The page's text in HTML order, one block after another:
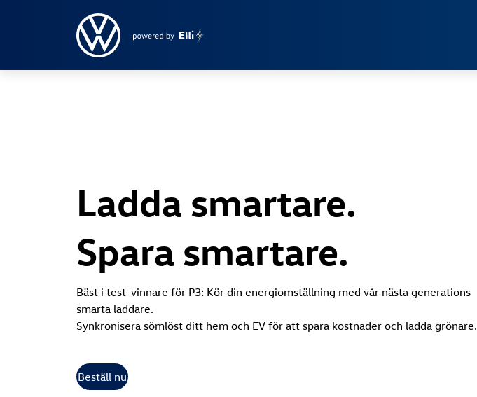
Ladda smartare.
Spara smartare.
Bäst i test-vinnare för P3: Kör din energiomställning med vår nästa generations
smarta laddare.
Synkronisera sömlöst ditt hem och EV för att spara kostnader och ladda grönare.
Beställ nu